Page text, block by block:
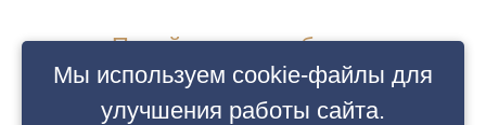
Перейти в ленту блогов
Мы используем cookie-файлы для
улучшения работы сайта.